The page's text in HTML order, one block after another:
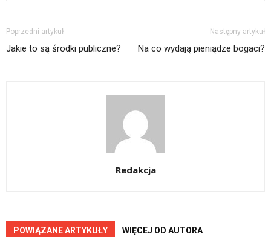
Poprzedni artykuł
Jakie to są środki publiczne?
Następny artykuł
Na co wydają pieniądze bogaci?
Redakcja
POWIĄZANE ARTYKUŁY WIĘCEJ OD AUTORA